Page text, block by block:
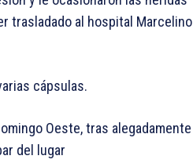
trasladado al hospital Marcelino
cápsulas.
Oeste, tras alegadamente
del lugar